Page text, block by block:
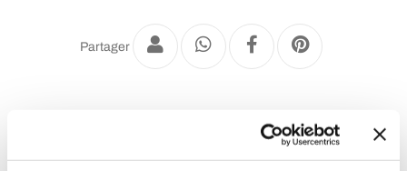
Partager
Bibliothèques et étagères modernes